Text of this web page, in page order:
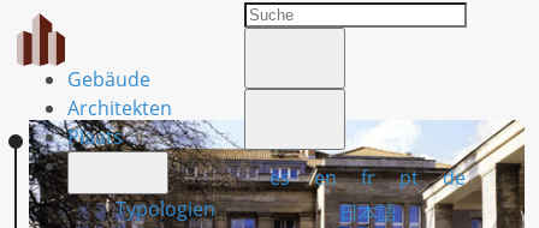
Gebäude
Architekten
Plaats
Typologien
es en fr pt
de
日本語